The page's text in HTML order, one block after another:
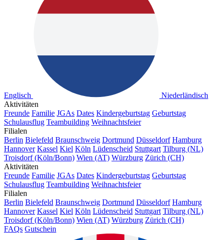
Englisch
Niederländisch
Aktivitäten
Freunde Familie JGAs Dates Kindergeburtstag Geburtstag
Schulausflug Teambuilding Weihnachtsfeier
Filialen
Berlin Bielefeld Braunschweig Dortmund Düsseldorf Hamburg
Hannover Kassel Kiel Köln Lüdenscheid Stuttgart Tilburg (NL)
Troisdorf (Köln/Bonn) Wien (AT) Würzburg Zürich (CH)
Aktivitäten
Freunde Familie JGAs Dates Kindergeburtstag Geburtstag
Schulausflug Teambuilding Weihnachtsfeier
Filialen
Berlin Bielefeld Braunschweig Dortmund Düsseldorf Hamburg
Hannover Kassel Kiel Köln Lüdenscheid Stuttgart Tilburg (NL)
Troisdorf (Köln/Bonn) Wien (AT) Würzburg Zürich (CH)
FAQs Gutschein